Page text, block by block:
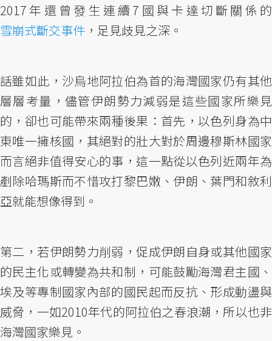
2017年還曾發生連續7國與卡達切斷關係的
雪崩式斷交事件 ，足見歧見之深。
話雖如此，沙烏地阿拉伯為首的海灣國家仍有其他
層層考量，儘管伊朗勢力減弱是這些國家所樂見
的，卻也可能帶來兩種後果：首先，以色列身為中
東唯一擁核國，其絕對的壯大對於周邊穆斯林國家
而言絕非值得安心的事，這一點從以色列近兩年為
剷除哈瑪斯而不惜攻打黎巴嫩、伊朗、葉門和敘利
亞就能想像得到。
第二，若伊朗勢力削弱，促成伊朗自身或其他國家
的民主化或轉變為共和制，可能鼓勵海灣君主國、
埃及等專制國家內部的國民起而反抗、形成動盪與
威脅，一如2010年代的阿拉伯之春浪潮，所以也非
海灣國家樂見。